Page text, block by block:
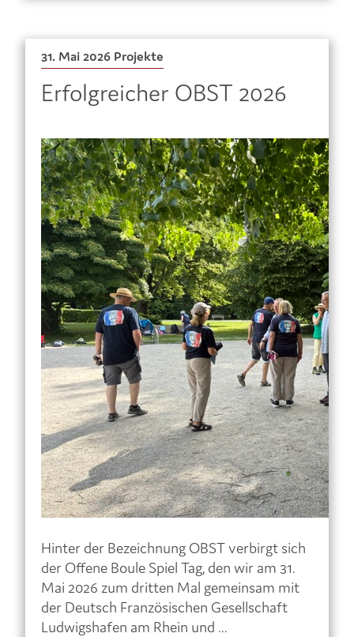
31. Mai 2026 Projekte
Erfolgreicher OBST 2026
Hinter der Bezeichnung OBST verbirgt sich
der Offene Boule Spiel Tag, den wir am 31.
Mai 2026 zum dritten Mal gemeinsam mit
der Deutsch Französischen Gesellschaft
Ludwigshafen am Rhein und ...